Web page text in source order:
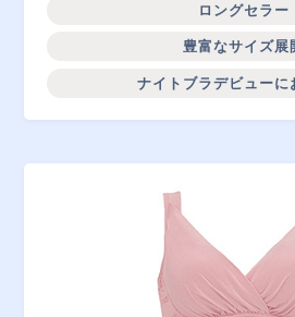
ロングセラー
豊富なサイズ展
ナイトブラデビューに